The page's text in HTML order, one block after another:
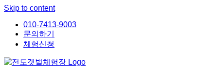
Skip to content
010-7413-9003
문의하기
체험신청